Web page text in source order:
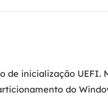
Recuperação de HD
Remover
de inicialização UEFI.
do